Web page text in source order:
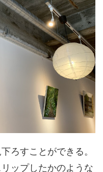
ろすことができる。
ップしたかのような